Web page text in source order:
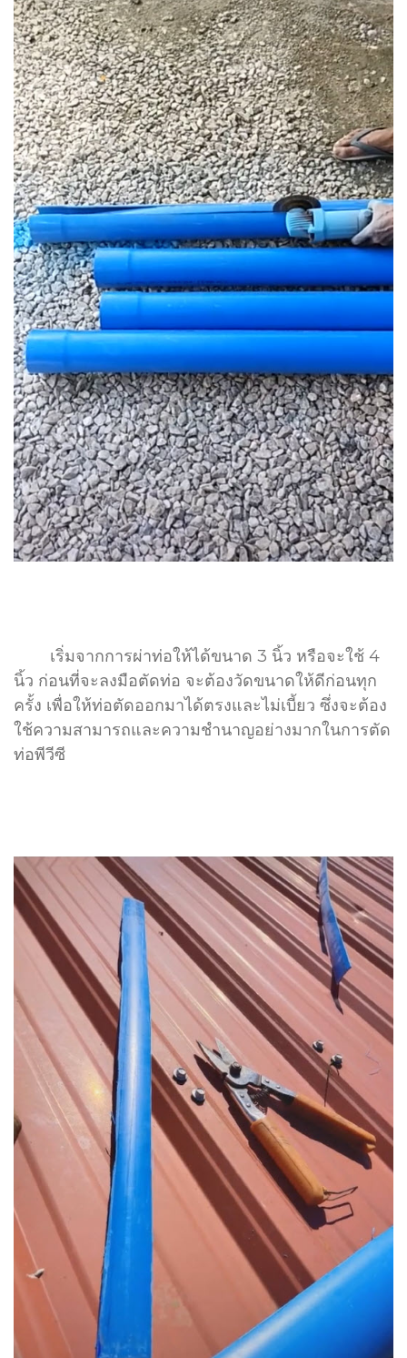
เริ่มจากการผ่าท่อให้ได้ขนาด 3 นิ้ว หรือจะใช้ 4
นิ้ว ก่อนที่จะลงมือตัดท่อ จะต้องวัดขนาดให้ดีก่อนทุก
ครั้ง เพื่อให้ท่อตัดออกมาได้ตรงและไม่เบี้ยว ซึ่งจะต้อง
ใช้ความสามารถและความชำนาญอย่างมากในการตัด
ท่อพีวีซี